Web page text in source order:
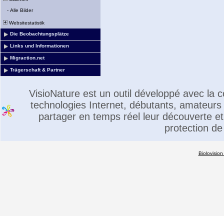
- Alle Bilder
Websitestatistik
Die Beobachtungsplätze
Links und Informationen
Migraction.net
Trägerschaft & Partner
VisioNature est un outil développé avec la
technologies Internet, débutants,
partager en temps réel leur découverte
protection
Biolovision